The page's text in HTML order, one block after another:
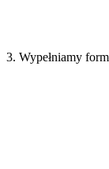
3. Wypełniamy